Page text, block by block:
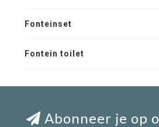
Fonteinset
Fontein toilet
Abonneer je op